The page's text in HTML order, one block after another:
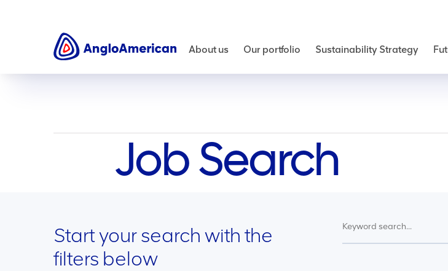
About us Our portfolio Sustainability Strategy
Job Search
Start your search with the
filters below